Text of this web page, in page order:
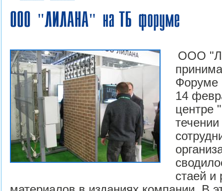
ООО "ЛИЛАНА" на ТБ форуме
ООО
Форуме
14
стаей и